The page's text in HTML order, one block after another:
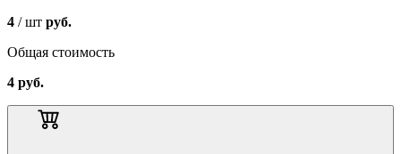
4 / шт руб.
Общая стоимость
4 руб.